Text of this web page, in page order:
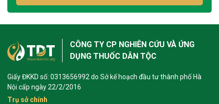
CÔNG TY CP NGHIÊN CỨU VÀ ỨNG
DỤNG THUỐC DÂN TỘC
Giấy ĐKKD số: 0313656992 do Sở kế hoạch đầu tư thành phố Hà
Nội cấp ngày 22/2/2016
Trụ sở chính